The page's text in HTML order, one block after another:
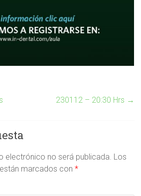
230112 – 20:30 Hrs →
electrónico no será publicada. Los
marcados con*